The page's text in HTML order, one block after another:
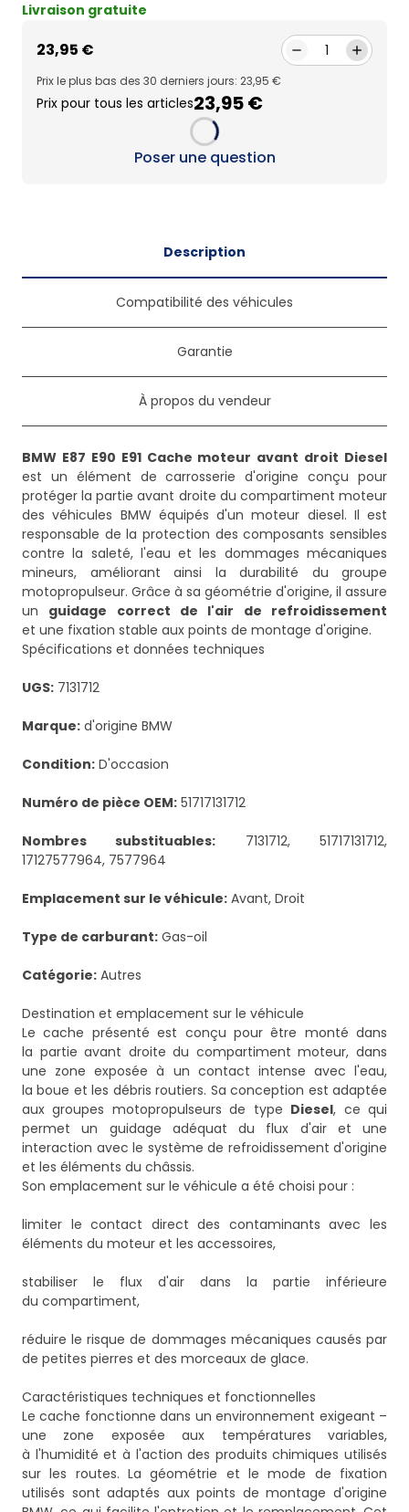
Livraison gratuite
23,95 € 1
Prix le plus bas des 30 derniers jours: 23,95 €
Prix pour tous les articles23,95 €
Loading...
Poser une question
Description
Compatibilité des véhicules
Garantie
À propos du vendeur
BMW E87 E90 E91 Cache moteur avant droit Diesel
est un élément de carrosserie d'origine conçu pour
protéger la partie avant droite du compartiment moteur
des véhicules BMW équipés d'un moteur diesel. Il est
responsable de la protection des composants sensibles
contre la saleté, l'eau et les dommages mécaniques
mineurs, améliorant ainsi la durabilité du groupe
motopropulseur. Grâce à sa géométrie d'origine, il assure
un guidage correct de l'air de refroidissement
et une fixation stable aux points de montage d'origine.
Spécifications et données techniques
UGS: 7131712
Marque: d'origine BMW
Condition: D'occasion
Numéro de pièce OEM: 51717131712
Nombres substituables: 7131712, 51717131712,
17127577964, 7577964
Emplacement sur le véhicule: Avant, Droit
Type de carburant: Gas-oil
Catégorie: Autres
Destination et emplacement sur le véhicule
Le cache présenté est conçu pour être monté dans
la partie avant droite du compartiment moteur, dans
une zone exposée à un contact intense avec l'eau,
la boue et les débris routiers. Sa conception est adaptée
aux groupes motopropulseurs de type Diesel, ce qui
permet un guidage adéquat du flux d'air et une
interaction avec le système de refroidissement d'origine
et les éléments du châssis.
Son emplacement sur le véhicule a été choisi pour :
limiter le contact direct des contaminants avec les
éléments du moteur et les accessoires,
stabiliser le flux d'air dans la partie inférieure
du compartiment,
réduire le risque de dommages mécaniques causés par
de petites pierres et des morceaux de glace.
Caractéristiques techniques et fonctionnelles
Le cache fonctionne dans un environnement exigeant –
une zone exposée aux températures variables,
à l'humidité et à l'action des produits chimiques utilisés
sur les routes. La géométrie et le mode de fixation
utilisés sont adaptés aux points de montage d'origine